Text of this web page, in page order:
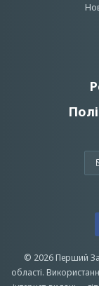
© 2026 Перший
області.